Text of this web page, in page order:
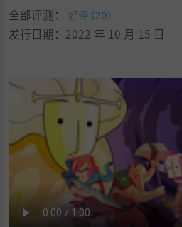
全部评测：
好评 (29)
发行日期：2022 年 10 月 15 日